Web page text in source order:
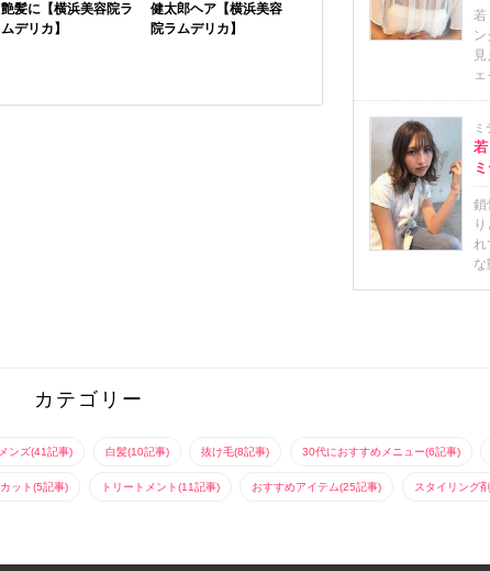
艶髪に【横浜美容院ラ
ムデリカ】
健太郎ヘア【横浜美容
院ラムデリカ】
若
ミ
鎖
れ
な
カテゴリー
メンズ(41記事) 白髪(10記事) 抜け毛(8記事) 30代におすすめメニュー(6記事)
カット(5記事) トリートメント(11記事) おすすめアイテム(25記事) スタイリング